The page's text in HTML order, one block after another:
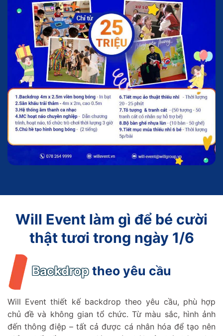
Will Event làm gì để bé cười
thật tươi trong ngày 1/6
Backdrop theo yêu cầu
Will Event thiết kế backdrop theo yêu cầu, phù hợp
chủ đề và không gian tổ chức. Từ màu sắc, hình ảnh
đến thông điệp – tất cả được cá nhân hóa để tạo nên